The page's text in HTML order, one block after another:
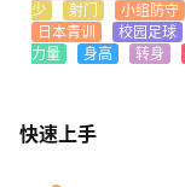
少
射门 小组防守
日本青训
校园足球
力量
身高 转身
快速上手